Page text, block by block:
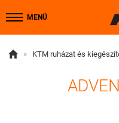
MENÜ
 » KTM ruházat és